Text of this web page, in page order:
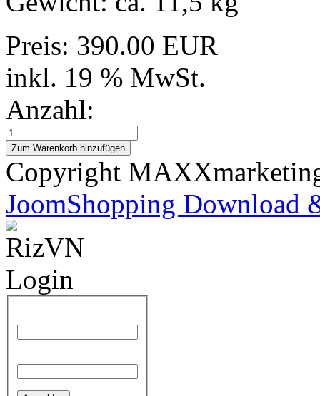
Preis: 390.00 EUR
inkl. 19 % MwSt.
Anzahl:
Copyright
JoomShopping Download